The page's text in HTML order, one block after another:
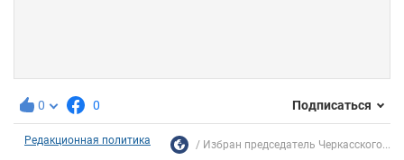
0 0 Подписаться
Редакционная политика Избран председатель Черкасского...